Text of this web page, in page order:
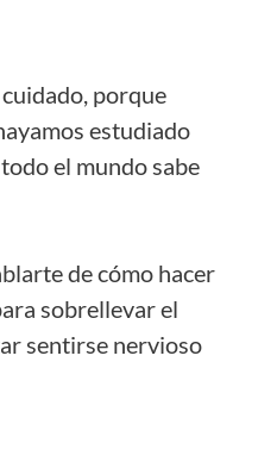
porque
estudiado
el mundo sabe
de cómo hacer
sobrellevar el
sentirse nervioso